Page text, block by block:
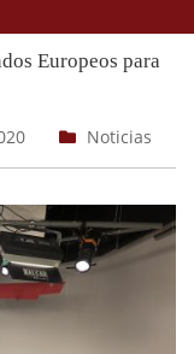
Europeos para
Noticias